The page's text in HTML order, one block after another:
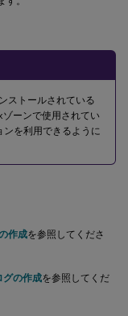
ストールされている
ーンで使用されてい
を利用できるように
作成を参照してくださ
の作成を参照してくだ